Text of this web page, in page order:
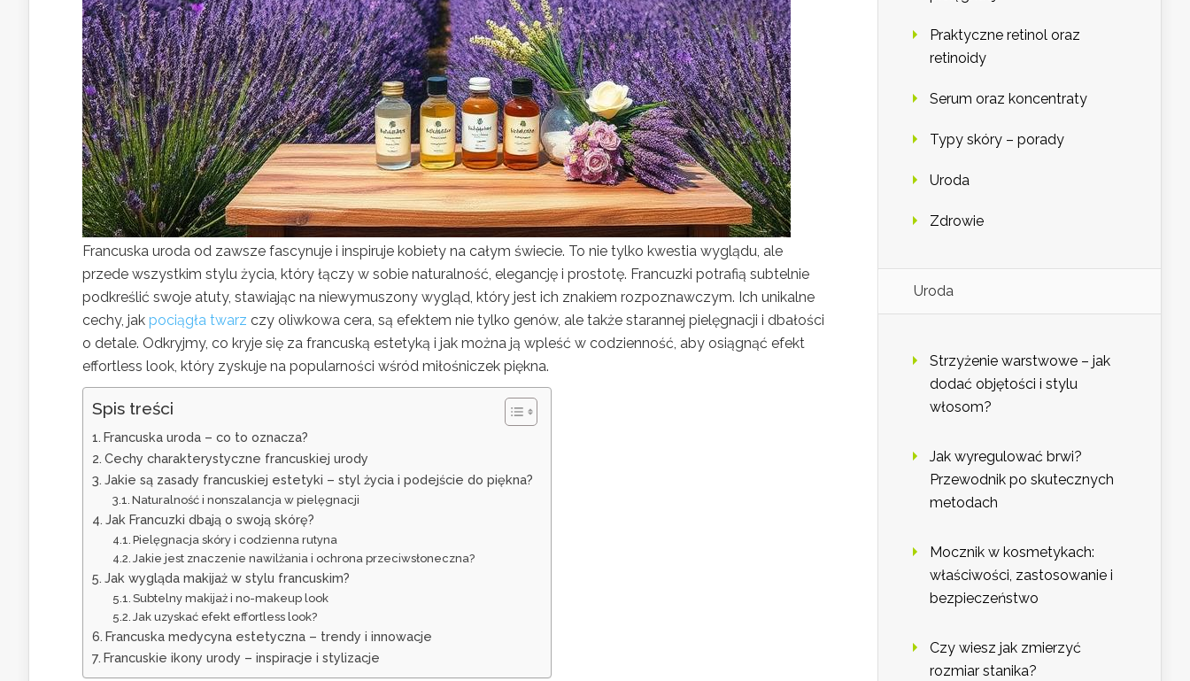
Francuska uroda od zawsze fascynuje i inspiruje kobiety na całym świecie. To nie tylko kwestia wyglądu, ale
przede wszystkim stylu życia, który łączy w sobie naturalność, elegancję i prostotę. Francuzki potrafią subtelnie
podkreślić swoje atuty, stawiając na niewymuszony wygląd, który jest ich znakiem rozpoznawczym. Ich unikalne
cechy, jak pociągła twarz czy oliwkowa cera, są efektem nie tylko genów, ale także starannej pielęgnacji i dbałości
o detale. Odkryjmy, co kryje się za francuską estetyką i jak można ją wpleść w codzienność, aby osiągnąć efekt
effortless look, który zyskuje na popularności wśród miłośniczek piękna.
Spis treści
Francuska uroda – co to oznacza?
Cechy charakterystyczne francuskiej urody
Jakie są zasady francuskiej estetyki – styl życia i podejście do piękna?
Naturalność i nonszalancja w pielęgnacji
Jak Francuzki dbają o swoją skórę?
Pielęgnacja skóry i codzienna rutyna
Jakie jest znaczenie nawilżania i ochrona przeciwsłoneczna?
Jak wygląda makijaż w stylu francuskim?
Subtelny makijaż i no-makeup look
Jak uzyskać efekt effortless look?
Francuska medycyna estetyczna – trendy i innowacje
Francuskie ikony urody – inspiracje i stylizacje
Praktyczne retinol oraz
retinoidy
Serum oraz koncentraty
Typy skóry – porady
Uroda
Zdrowie
Uroda
Strzyżenie warstwowe – jak
dodać objętości i stylu
włosom?
Jak wyregulować brwi?
Przewodnik po skutecznych
metodach
Mocznik w kosmetykach:
właściwości, zastosowanie i
bezpieczeństwo
Czy wiesz jak zmierzyć
rozmiar stanika?